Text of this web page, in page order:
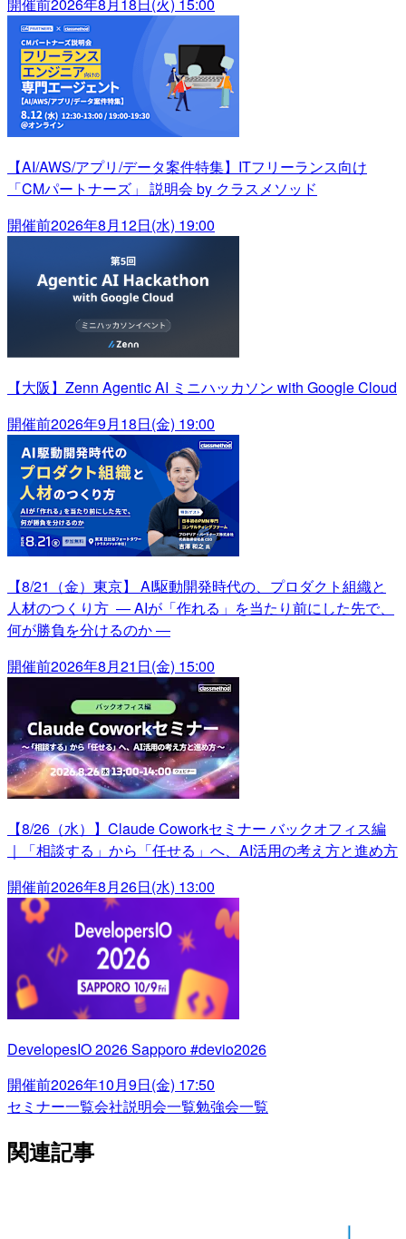
【AI/AWS/アプリ/データ案件特集】ITフリーランス向け
「CMパートナーズ」 説明会 by クラスメソッド
開催前2026年8月12日(水) 19:00
【大阪】Zenn Agentic AI ミニハッカソン with Google Cloud
開催前2026年9月18日(金) 19:00
【8/21（金）東京】 AI駆動開発時代の、プロダクト組織と
人材のつくり方 ― AIが「作れる」を当たり前にした先で、
何が勝負を分けるのか ―
開催前2026年8月21日(金) 15:00
【8/26（水）】Claude Coworkセミナー バックオフィス編
｜「相談する」から「任せる」へ、AI活用の考え方と進め方
開催前2026年8月26日(水) 13:00
DevelopesIO 2026 Sapporo #devio2026
開催前2026年10月9日(金) 17:50
セミナー一覧会社説明会一覧勉強会一覧
関連記事